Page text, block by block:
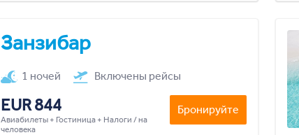
Занзибар
1 ночей Включены рейсы
EUR 844
Авиабилеты + Гостиница + Налоги / на
человека
Бронируйте